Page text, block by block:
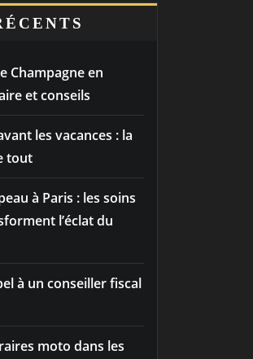
Champagne en
et conseils
les vacances : la
tout
à Paris : les soins
l’éclat du
à un conseiller fiscal
moto dans les